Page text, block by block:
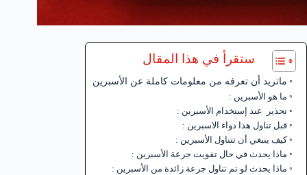
ستقرأ في هذا المقال
ماتريد أن تعرفه من معلومات كاملة عن الأسبرين
ما هو الأسبرين :
تحذير عند إستخدام الأسبرين :
قبل تناول هذا دواء الاسبرين :
كيف ينبغي أن تتناول الأسبرين :
ماذا يحدث في حال تفويت جرعة الأسبرين :
ماذا يحدث لو تم تناول جرعة زائدة من الأسبرين :